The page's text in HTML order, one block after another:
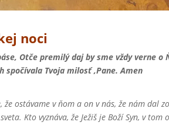
noci
Otče premilý daj by sme vždy verne
spočívala Tvoja milosť ,Pane. Amen
ostávame v ňom a on v nás, že nám dal
Kto vyznáva, že Ježiš je Boží Syn, v